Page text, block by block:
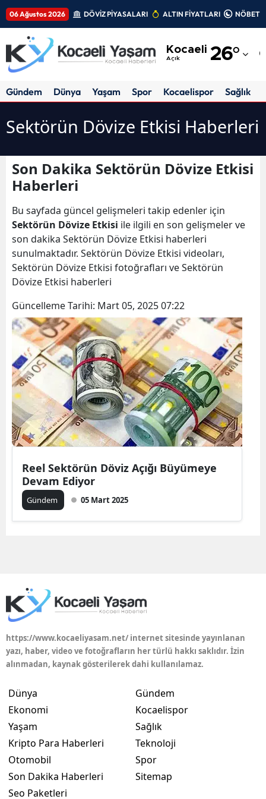
06 Ağustos 2026 DÖVİZ PİYASALARI ALTIN FİYATLARI
Kocaeli
Açık 26°
Adıyaman
Amasya
Ankara
Artvin
Aydın
Balıkesir
Bingöl
Bitlis
Bolu
Burdur
Bursa
Çanakkale
Çankırı
Çorum
Diyarbakır
Eskişehir
Gaziantep
Gündem Dünya Yaşam Spor Kocaelispor Sağlık
Sektörün Dövize Etkisi Haberleri
Son Dakika Sektörün Dövize Etkisi
Haberleri
Bu sayfada güncel gelişmeleri takip edenler için
Sektörün Dövize Etkisi ile ilgili en son gelişmeler ve
son dakika Sektörün Dövize Etkisi haberleri
sunulmaktadır. Sektörün Dövize Etkisi videoları,
Sektörün Dövize Etkisi fotoğrafları ve Sektörün
Dövize Etkisi haberleri
Güncelleme Tarihi: Mart 05, 2025 07:22
Reel Sektörün Döviz Açığı Büyümeye
Devam Ediyor
Gündem 05 Mart 2025
https://www.kocaeliyasam.net/ internet sitesinde yayınlanan
yazı, haber, video ve fotoğrafların her türlü hakkı saklıdır. İzin
alınmadan, kaynak gösterilerek dahi kullanılamaz.
Dünya
Ekonomi
Yaşam
Kripto Para Haberleri
Otomobil
Son Dakika Haberleri
Seo Paketleri
Gündem
Kocaelispor
Sağlık
Teknoloji
Spor
Sitemap